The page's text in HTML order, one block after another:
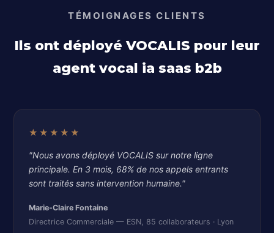
TÉMOIGNAGES CLIENTS
Ils ont déployé VOCALIS pour leur
agent vocal ia saas b2b
★★★★★
"Nous avons déployé VOCALIS sur notre ligne
principale. En 3 mois, 68% de nos appels entrants
sont traités sans intervention humaine."
Marie-Claire Fontaine
Directrice Commerciale — ESN, 85 collaborateurs · Lyon